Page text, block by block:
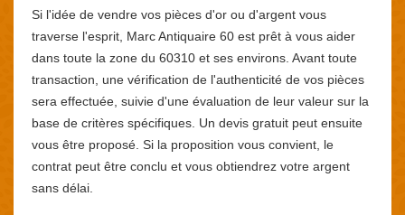
Si l'idée de vendre vos pièces d'or ou d'argent vous
traverse l'esprit, Marc Antiquaire 60 est prêt à vous aider
dans toute la zone du 60310 et ses environs. Avant toute
transaction, une vérification de l'authenticité de vos pièces
sera effectuée, suivie d'une évaluation de leur valeur sur la
base de critères spécifiques. Un devis gratuit peut ensuite
vous être proposé. Si la proposition vous convient, le
contrat peut être conclu et vous obtiendrez votre argent
sans délai.